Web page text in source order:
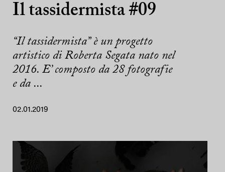
Il tassidermista #09
“Il tassidermista” è un progetto
artistico di Roberta Segata nato nel
2016. E’ composto da 28 fotografie
e da ...
02.01.2019